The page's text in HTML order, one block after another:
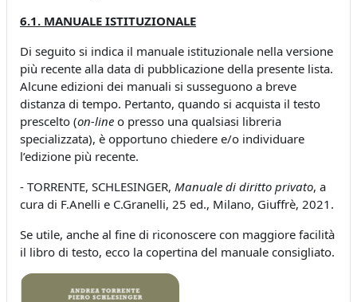
6.1. MANUALE ISTITUZIONALE
Di seguito si indica il manuale istituzionale nella versione
più recente alla data di pubblicazione della presente lista.
Alcune edizioni dei manuali si susseguono a breve
distanza di tempo. Pertanto, quando si acquista il testo
prescelto (on-line o presso una qualsiasi libreria
specializzata), è opportuno chiedere e/o individuare
l’edizione più recente.
- TORRENTE, SCHLESINGER, Manuale di diritto privato, a
cura di F.Anelli e C.Granelli, 25 ed., Milano, Giuffrè, 2021.
Se utile, anche al fine di riconoscere con maggiore facilità
il libro di testo, ecco la copertina del manuale consigliato.